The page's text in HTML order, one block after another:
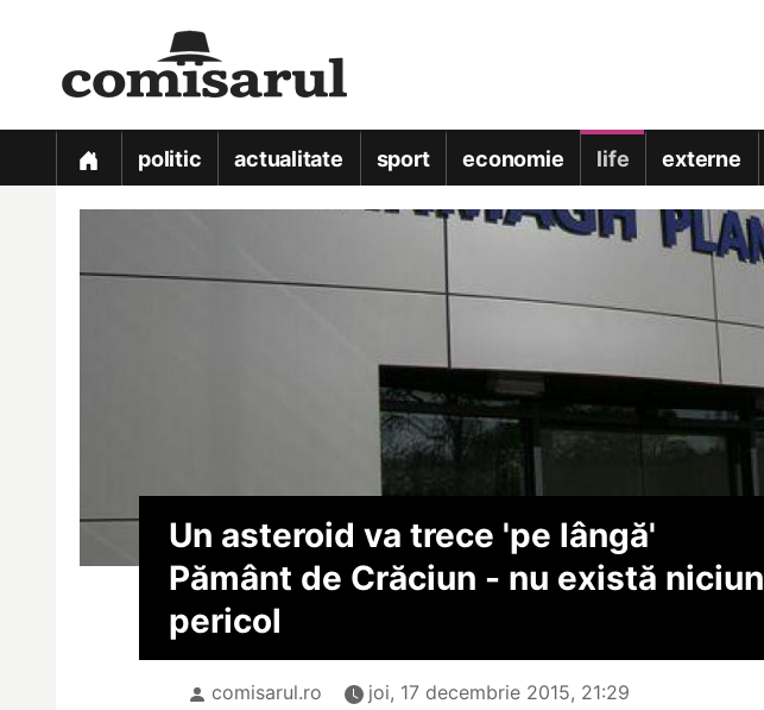
politic actualitate sport economie life externe
Un asteroid va trece 'pe lângă'
Pământ de Crăciun - nu există niciun
pericol
comisarul.ro joi, 17 decembrie 2015, 21:29